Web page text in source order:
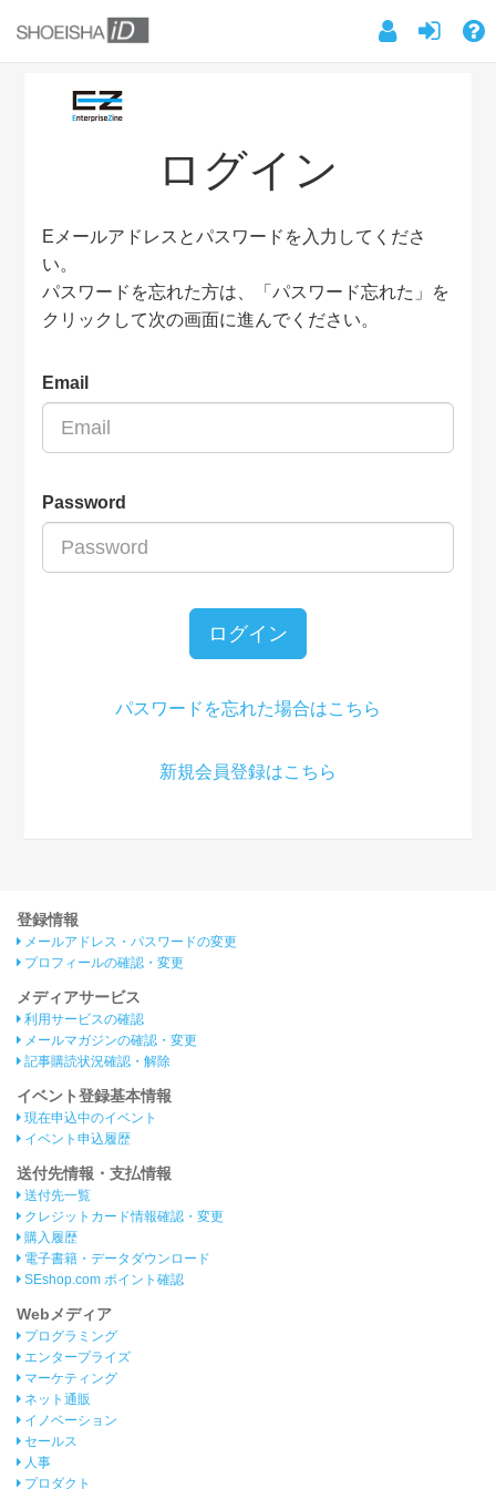
ログイン
Eメールアドレスとパスワードを入力してくださ
い。
パスワードを忘れた方は、「パスワード忘れた」を
クリックして次の画面に進んでください。
Email
Password
ログイン
パスワードを忘れた場合はこちら
新規会員登録はこちら
登録情報
メールアドレス・パスワードの変更
プロフィールの確認・変更
メディアサービス
利用サービスの確認
メールマガジンの確認・変更
記事購読状況確認・解除
イベント登録基本情報
現在申込中のイベント
イベント申込履歴
送付先情報・支払情報
送付先一覧
クレジットカード情報確認・変更
購入履歴
電子書籍・データダウンロード
SEshop.com ポイント確認
Webメディア
プログラミング
エンタープライズ
マーケティング
ネット通販
イノベーション
セールス
人事
プロダクト